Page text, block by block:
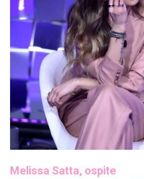
Melissa Satta, ospite